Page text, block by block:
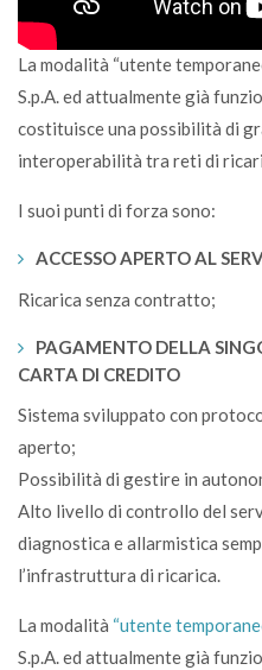
La modalità “utente
S.p.A. ed attualmente già
costituisce una possibilità di
interoperabilità tra reti di
I suoi punti di forza sono:
ACCESSO APERTO AL
Ricarica senza contratto;
PAGAMENTO DELLA
CARTA DI CREDITO
Sistema sviluppato con
aperto;
Possibilità di gestire in
Alto livello di controllo del
diagnostica e allarmistica
l’infrastruttura di ricarica.
La modalità “utente
S.p.A. ed attualmente già